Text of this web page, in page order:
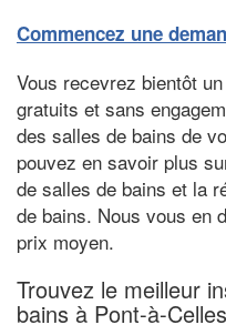
Commencez une
Vous recevrez bientôt
gratuits et sans
des salles de bains de
pouvez en savoir plus
de salles de bains et la
de bains. Nous vous en
prix moyen.
Trouvez le meilleur
bains à Pont-à-Celles